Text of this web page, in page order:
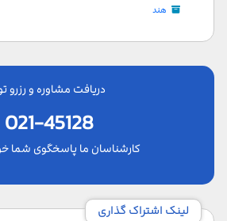
هند
دریافت مشاوره و رزرو
021-45128
کارشناسان ما پاسخگوی شما
لینک اشتراک گذاری